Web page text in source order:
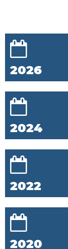
2026
2024
2022
2020